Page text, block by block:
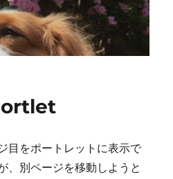
目をポートレットに表示で
、別ページを移動しようと